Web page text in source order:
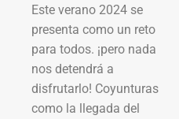
Este verano 2024 se
presenta como un reto
para todos. ¡pero nada
nos detendrá a
disfrutarlo! Coyunturas
como la llegada del